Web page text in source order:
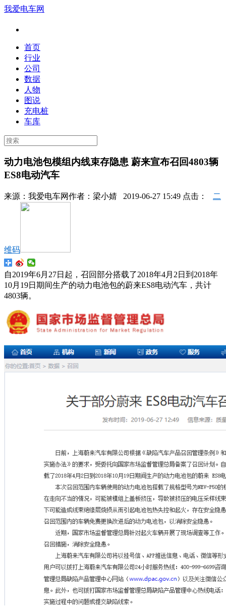
我爱电车网
首页
行业
公司
数据
人物
图说
充电桩
车库
动力电池包模组内线束存隐患 蔚来宣布召回4803辆
ES8电动汽车
来源： 我爱电车网作者： 梁小婧 2019-06-27 15:49 点击： 二
维码
自2019年6月27日起，召回部分搭载了2018年4月2日到2018年
10月19日期间生产的动力电池包的蔚来ES8电动汽车，共计
4803辆。